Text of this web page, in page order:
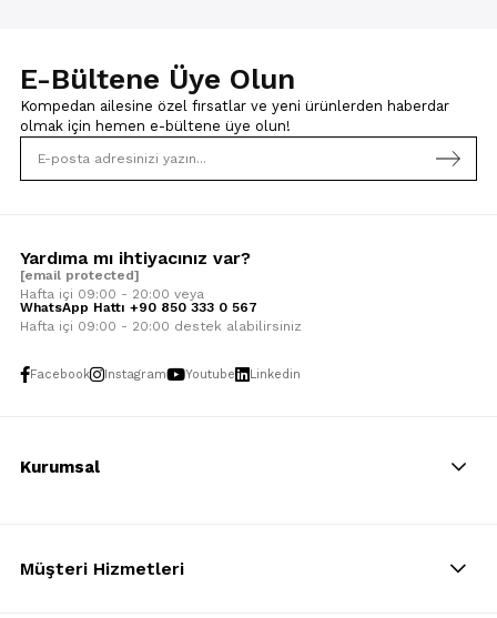
E-Bültene Üye Olun
Kompedan ailesine özel fırsatlar ve yeni ürünlerden haberdar
olmak için hemen e-bültene üye olun!
Yardıma mı ihtiyacınız var?
[email protected]
Hafta içi 09:00 - 20:00 veya
WhatsApp Hattı +90 850 333 0 567
Hafta içi 09:00 - 20:00 destek alabilirsiniz
Facebook Instagram Youtube Linkedin
Kurumsal
Müşteri Hizmetleri